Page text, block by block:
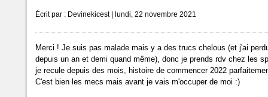
Écrit par : Devinekicest | lundi, 22 novembre 2021
Merci ! Je suis pas malade mais y a des trucs chelous (et j'ai
depuis un an et demi quand même), donc je prends rdv chez les
je recule depuis des mois, histoire de commencer 2022
C'est bien les mecs mais avant je vais m'occuper de moi :)